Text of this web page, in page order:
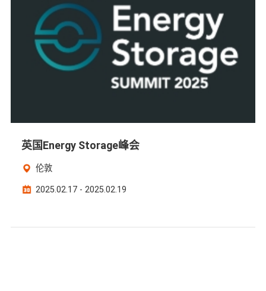
英国Energy Storage峰会
伦敦
2025.02.17 - 2025.02.19